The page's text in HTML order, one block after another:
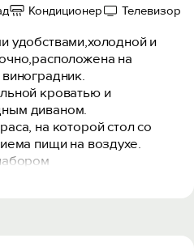
Кондиционер Телевизор
удобствами,холодной и
на
кроватью и
диваном.
на которой стол со
пищи на воздухе.
отдыха.Двор